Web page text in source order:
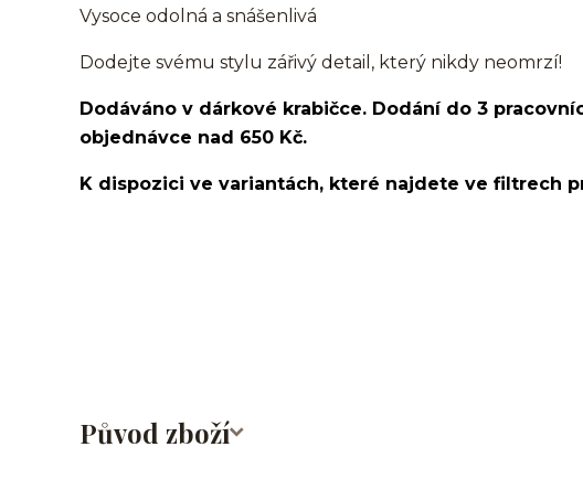
Vysoce odolná a snášenlivá
Dodejte svému stylu zářivý detail, který nikdy neomrzí!
Dodáváno v dárkové krabičce. Dodání do 3
objednávce nad 650 Kč.
K dispozici ve variantách, které najdete ve filtrech
Původ zboží